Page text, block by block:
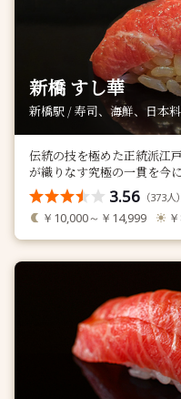
新橋 すし華
新橋駅 / 寿司、海鮮、日本
伝統の技を極めた正統派江
が織りなす究極の一貫を今
3.56 （373人）
￥10,000～￥14,999